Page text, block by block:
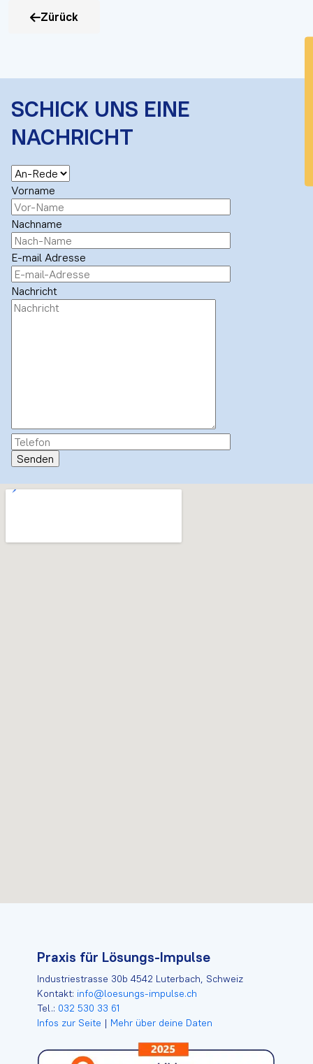
Zürück
SCHICK UNS EINE
NACHRICHT
Vorname
Nachname
E-mail Adresse
Nachricht
Praxis für Lösungs-Impulse
Industriestrasse 30b 4542 Luterbach, Schweiz
Kontakt: info@loesungs-impulse.ch
Tel.: 032 530 33 61
Infos zur Seite | Mehr über deine Daten